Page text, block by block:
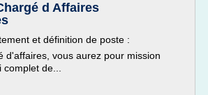
d Affaires
et définition de poste :
d'affaires, vous aurez pour mission
de...